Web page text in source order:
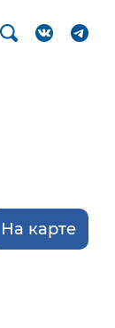
На карте